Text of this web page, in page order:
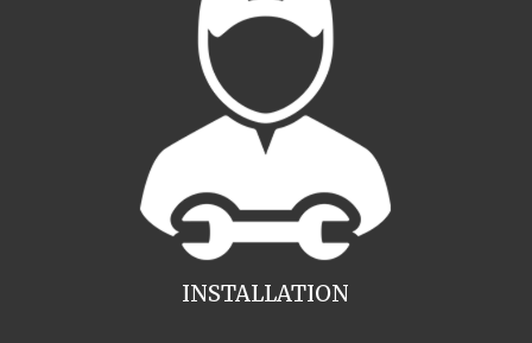
INSTALLATION